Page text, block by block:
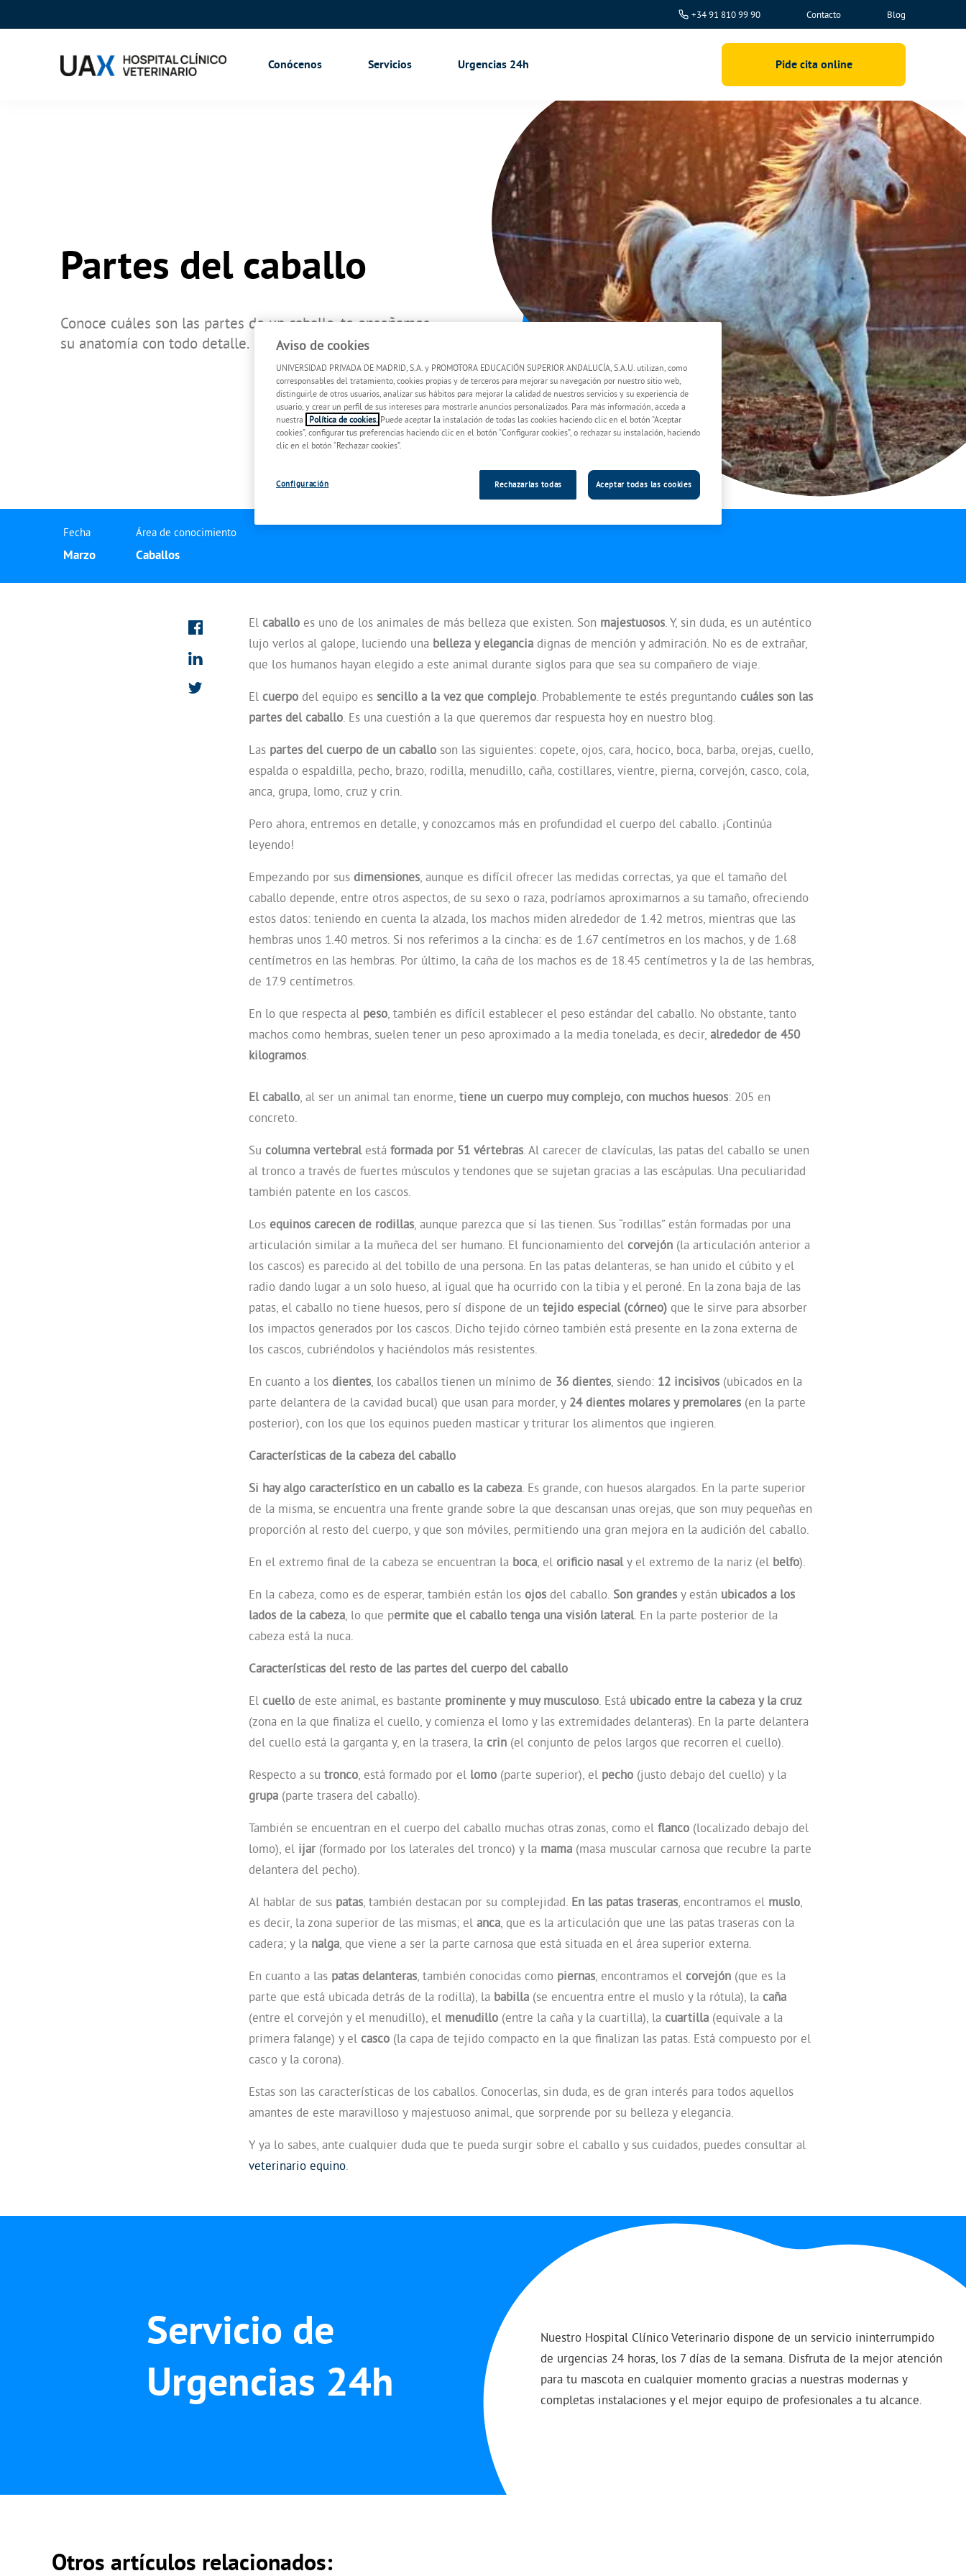
+34 91 810 99 90 Contacto Blog
Conócenos Servicios Urgencias 24h Pide cita online
Partes del caballo
Conoce cuáles son las partes de un caballo, te enseñamos
su anatomía con todo detalle.
Fecha
Marzo
Área de conocimiento
Caballos
El caballo es uno de los animales de más belleza que existen. Son majestuosos . Y, sin duda, es un auténtico
lujo verlos al galope, luciendo una belleza y elegancia dignas de mención y admiración. No es de extrañar,
que los humanos hayan elegido a este animal durante siglos para que sea su compañero de viaje.
El cuerpo del equipo es sencillo a la vez que complejo . Probablemente te estés preguntando cuáles son las
partes del caballo . Es una cuestión a la que queremos dar respuesta hoy en nuestro blog.
Las partes del cuerpo de un caballo son las siguientes: copete, ojos, cara, hocico, boca, barba, orejas, cuello,
espalda o espaldilla, pecho, brazo, rodilla, menudillo, caña, costillares, vientre, pierna, corvejón, casco, cola,
anca, grupa, lomo, cruz y crin.
Pero ahora, entremos en detalle, y conozcamos más en profundidad el cuerpo del caballo. ¡Continúa
leyendo!
Empezando por sus dimensiones , aunque es difícil ofrecer las medidas correctas, ya que el tamaño del
caballo depende, entre otros aspectos, de su sexo o raza, podríamos aproximarnos a su tamaño, ofreciendo
estos datos: teniendo en cuenta la alzada, los machos miden alrededor de 1.42 metros, mientras que las
hembras unos 1.40 metros. Si nos referimos a la cincha: es de 1.67 centímetros en los machos, y de 1.68
centímetros en las hembras. Por último, la caña de los machos es de 18.45 centímetros y la de las hembras,
de 17.9 centímetros.
En lo que respecta al peso , también es difícil establecer el peso estándar del caballo. No obstante, tanto
machos como hembras, suelen tener un peso aproximado a la media tonelada, es decir, alrededor de 450
kilogramos
El caballo , al ser un animal tan enorme, tiene un cuerpo muy complejo, con muchos huesos: 205 en
concreto.
Su columna vertebralestá formada por 51 vértebras . Al carecer de clavículas, las patas del caballo se unen
al tronco a través de fuertes músculos y tendones que se sujetan gracias a las escápulas. Una peculiaridad
también patente en los cascos.
Los equinos carecen de rodillas , aunque parezca que sí las tienen. Sus “rodillas” están formadas por una
articulación similar a la muñeca del ser humano. El funcionamiento del corvejón (la articulación anterior a
los cascos) es parecido al del tobillo de una persona. En las patas delanteras, se han unido el cúbito y el
radio dando lugar a un solo hueso, al igual que ha ocurrido con la tibia y el peroné. En la zona baja de las
patas, el caballo no tiene huesos, pero sí dispone de un tejido especial (córneo) que le sirve para absorber
los impactos generados por los cascos. Dicho tejido córneo también está presente en la zona externa de
los cascos, cubriéndolos y haciéndolos más resistentes.
En cuanto a los dientes , los caballos tienen un mínimo de 36 dientes , siendo: 12 incisivos (ubicados en la
parte delantera de la cavidad bucal) que usan para morder, y 24 dientes molares y premolares (en la parte
posterior), con los que los equinos pueden masticar y triturar los alimentos que ingieren.
Características de la cabeza del caballo
Si hay algo característico en un caballo es la cabeza . Es grande, con huesos alargados. En la parte superior
de la misma, se encuentra una frente grande sobre la que descansan unas orejas, que son muy pequeñas en
proporción al resto del cuerpo, y que son móviles, permitiendo una gran mejora en la audición del caballo.
En el extremo final de la cabeza se encuentran la boca , el orificio nasaly el extremo de la nariz (el belfo).
En la cabeza, como es de esperar, también están los ojos del caballo. Son grandes y están ubicados a los
lados de la cabeza , lo que permite que el caballo tenga una visión lateral. En la parte posterior de la
cabeza está la nuca.
Características del resto de las partes del cuerpo del caballo
El cuello de este animal, es bastante prominente y muy musculoso . Está ubicado entre la cabeza y la cruz
(zona en la que finaliza el cuello, y comienza el lomo y las extremidades delanteras). En la parte delantera
del cuello está la garganta y, en la trasera, la crin (el conjunto de pelos largos que recorren el cuello).
Respecto a su tronco , está formado por el lomo (parte superior), el pecho (justo debajo del cuello) y la
grupa (parte trasera del caballo).
También se encuentran en el cuerpo del caballo muchas otras zonas, como el flanco (localizado debajo del
lomo), el ijar(formado por los laterales del tronco) y la mama (masa muscular carnosa que recubre la parte
delantera del pecho).
Al hablar de sus patas , también destacan por su complejidad. En las patas traseras , encontramos el muslo
es decir, la zona superior de las mismas; el anca , que es la articulación que une las patas traseras con la
cadera; y la nalga , que viene a ser la parte carnosa que está situada en el área superior externa.
En cuanto a las patas delanteras , también conocidas como piernas , encontramos el corvejón (que es la
parte que está ubicada detrás de la rodilla), la babilla (se encuentra entre el muslo y la rótula), la caña
(entre el corvejón y el menudillo), el menudillo (entre la caña y la cuartilla), la cuartilla (equivale a la
primera falange) y el casco (la capa de tejido compacto en la que finalizan las patas. Está compuesto por el
casco y la corona).
Estas son las características de los caballos. Conocerlas, sin duda, es de gran interés para todos aquellos
amantes de este maravilloso y majestuoso animal, que sorprende por su belleza y elegancia.
Y ya lo sabes, ante cualquier duda que te pueda surgir sobre el caballo y sus cuidados, puedes consultar al
veterinario equino
Servicio de
Urgencias 24h
Nuestro Hospital Clínico Veterinario dispone de un servicio ininterrumpido
de urgencias 24 horas, los 7 días de la semana. Disfruta de la mejor atención
para tu mascota en cualquier momento gracias a nuestras modernas y
completas instalaciones y el mejor equipo de profesionales a tu alcance.
Otros artículos relacionados:
Aviso de cookies
UNIVERSIDAD PRIVADA DE MADRID, S.A. y PROMOTORA EDUCACIÓN SUPERIOR ANDALUCÍA, S.A.U. utilizan, como
corresponsables del tratamiento, cookies propias y de terceros para mejorar su navegación por nuestro sitio web,
distinguirle de otros usuarios, analizar sus hábitos para mejorar la calidad de nuestros servicios y su experiencia de
usuario, y crear un perfil de sus intereses para mostrarle anuncios personalizados. Para más información, acceda a
nuestra
Política de cookies. Puede aceptar la instalación de todas las cookies haciendo clic en el botón “Aceptar
cookies”, configurar tus preferencias haciendo clic en el botón “Configurar cookies”, o rechazar su instalación, haciendo
clic en el botón “Rechazar cookies”.
Rechazarlas todas Aceptar todas las cookies
Configuración